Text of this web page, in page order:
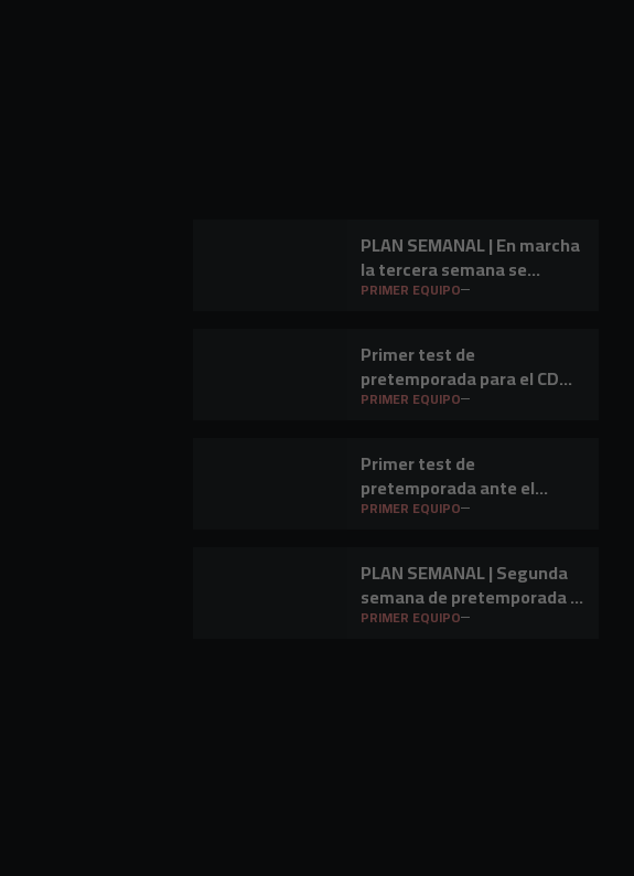
PLAN SEMANAL | En marcha
la tercera semana se
preparación
PRIMER EQUIPO
Primer test de
pretemporada para el CD
Mirandés en Lasesarre
PRIMER EQUIPO
Primer test de
pretemporada ante el
Barakaldo CF
PRIMER EQUIPO
PLAN SEMANAL | Segunda
semana de pretemporada y
primer amistoso a la vista
PRIMER EQUIPO